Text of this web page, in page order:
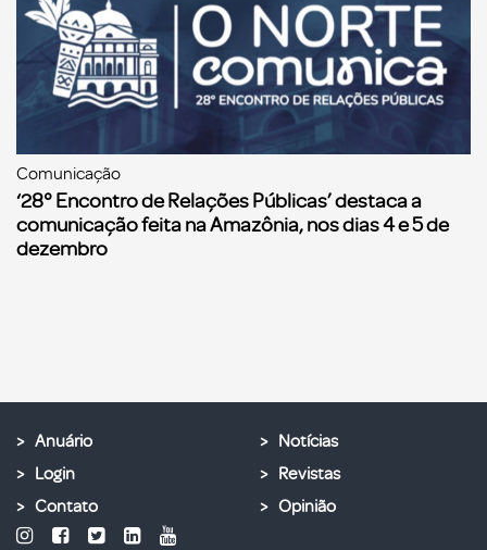
Comunicação
‘28° Encontro de Relações Públicas’ destaca a
comunicação feita na Amazônia, nos dias 4 e 5 de
dezembro
Anuário
Login
Contato
Notícias
Revistas
Opinião